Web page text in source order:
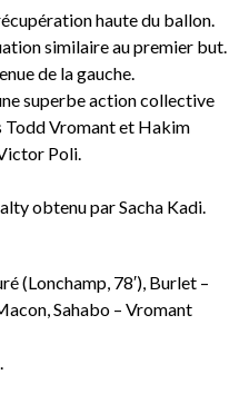
haute du ballon.
similaire au premier but.
de la gauche.
superbe action collective
Todd Vromant et Hakim
Poli.
obtenu par Sacha Kadi.
(Lonchamp, 78′), Burlet –
Sahabo – Vromant